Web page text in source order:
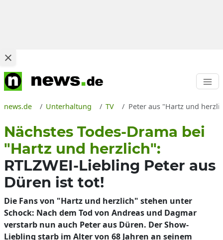
news.de Unterhaltung TV Peter aus "Hartz und
Nächstes Todes-Drama bei
"Hartz und herzlich":
RTLZWEI-Liebling Peter aus
Düren ist tot!
Die Fans von "Hartz und herzlich" stehen unter
Schock: Nach dem Tod von Andreas und Dagmar
verstarb nun auch Peter aus Düren. Der Show-
Liebling starb im Alter von 68 Jahren an seinem